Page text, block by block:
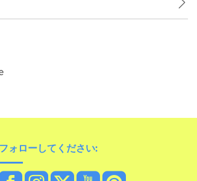
フォローしてください: